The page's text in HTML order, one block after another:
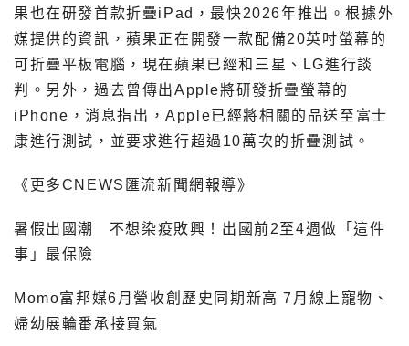
果也在研發首款折疊iPad，最快2026年推出。根據外
媒提供的資訊，蘋果正在開發一款配備20英吋螢幕的
可折疊平板電腦，現在蘋果已經和三星、LG進行談
判。另外，過去曾傳出Apple將研發折疊螢幕的
iPhone，消息指出，Apple已經將相關的品送至富士
康進行測試，並要求進行超過10萬次的折疊測試。
《更多CNEWS匯流新聞網報導》
暑假出國潮
不想染疫敗興！出國前2至4週做「這件
事」最保險
Momo富邦媒6月營收創歷史同期新高 7月線上寵物、
婦幼展輪番承接買氣